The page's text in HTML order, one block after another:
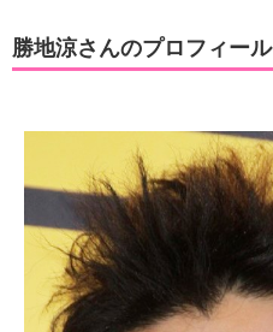
勝地涼さんのプロフィール